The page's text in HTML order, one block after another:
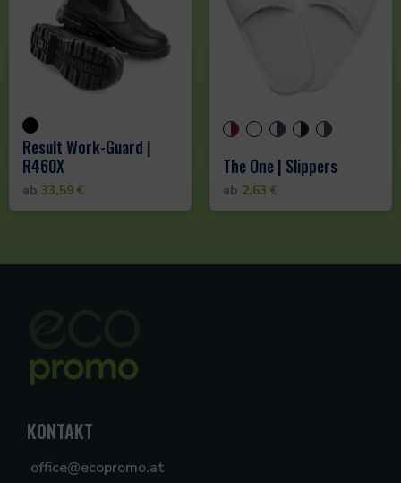
Result Work-Guard |
R460X
ab 33,59 €
The One | Slippers
ab 2,63 €
KONTAKT
office@ecopromo.at